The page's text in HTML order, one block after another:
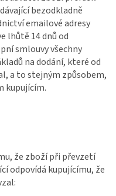
bezodkladně
emailové adresy
lhůtě 14 dnů od
smlouvy všechny
na dodání, které od
a to stejným způsobem,
kupujícím.
že zboží při převzetí
odpovídá kupujícímu, že